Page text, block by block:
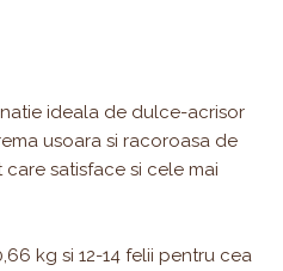
ideala de dulce-acrisor
usoara si racoroasa de
satisface si cele mai
kg si 12-14 felii pentru cea